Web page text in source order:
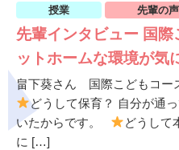
授業 先輩の声
先輩インタビュー 国
ットホームな環境が気
畠下葵さん 国際こどもコー
どうして保育？ 自分が通
いたからです。
どうして
に […]